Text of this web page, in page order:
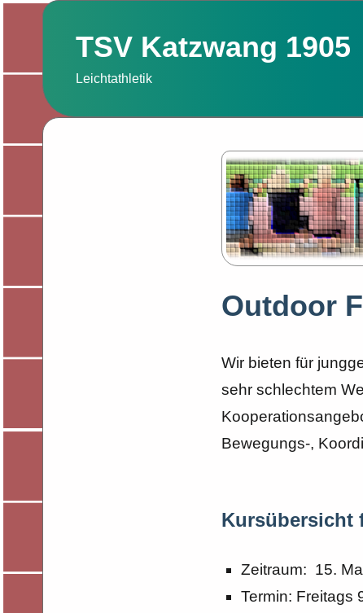
Zum
springenTSV Katzwang 1905
Leichtathletik
Outdoor
Wir bieten für
sehr schlechtem
Bewegungs-,
Kursübersicht
Zeitraum: 15.
Termin: Freitags